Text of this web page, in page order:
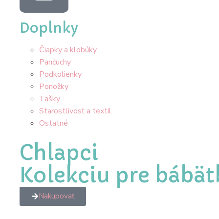
Doplnky
Čiapky a klobúky
Pančuchy
Podkolienky
Ponožky
Tašky
Starostlivosť a textil
Ostatné
Chlapci
Kolekciu pre
Nakupovať